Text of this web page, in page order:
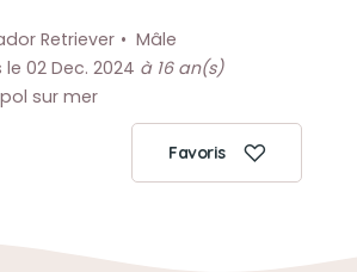
Retriever
Mâle
02 Dec. 2024 à 16 an(s)
sur mer
Favoris